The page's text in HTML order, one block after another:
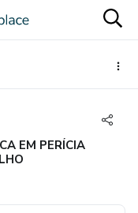
EM PERÍCIA